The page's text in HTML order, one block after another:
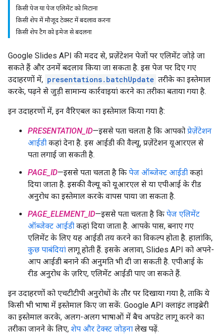
किसी पेज या पेज एलिमेंट को मिटाना
किसी शेप में मौजूद टेक्स्ट में बदलाव करना
किसी शेप टैग को इमेज से बदलना
Google Slides API की मदद से, प्रज़ेंटेशन पेजों पर एलिमेंट जोड़े जा
सकते हैं और उनमें बदलाव किया जा सकता है. इस पेज पर दिए गए
उदाहरणों में, presentations.batchUpdate तरीके का इस्तेमाल
करके, पढ़ने से जुड़ी सामान्य कार्रवाइयां करने का तरीका बताया गया है.
इन उदाहरणों में, इन वैरिएबल का इस्तेमाल किया गया है:
PRESENTATION_ID—इससे पता चलता है कि आपको प्रेज़ेंटेशन
आईडी कहां देना है. इस आईडी की वैल्यू, प्रज़ेंटेशन यूआरएल से
पता लगाई जा सकती है.
PAGE_ID—इससे पता चलता है कि पेज ऑब्जेक्ट आईडी कहां
दिया जाता है. इसकी वैल्यू को यूआरएल से या एपीआई के रीड
अनुरोध का इस्तेमाल करके वापस पाया जा सकता है.
PAGE_ELEMENT_ID—इससे पता चलता है कि पेज एलिमेंट
ऑब्जेक्ट आईडी कहां दिया जाता है. आपके पास, बनाए गए
एलिमेंट के लिए यह आईडी तय करने का विकल्प होता है. हालांकि,
कुछ पाबंदियां लागू होती हैं. इसके अलावा, Slides API को अपने-
आप आईडी बनाने की अनुमति भी दी जा सकती है. एपीआई के
रीड अनुरोध के ज़रिए, एलिमेंट आईडी पाए जा सकते हैं.
इन उदाहरणों को एचटीटीपी अनुरोधों के तौर पर दिखाया गया है, ताकि ये
किसी भी भाषा में इस्तेमाल किए जा सकें. Google API क्लाइंट लाइब्रेरी
का इस्तेमाल करके, अलग-अलग भाषाओं में बैच अपडेट लागू करने का
तरीका जानने के लिए, शेप और टेक्स्ट जोड़ना लेख पढ़ें.